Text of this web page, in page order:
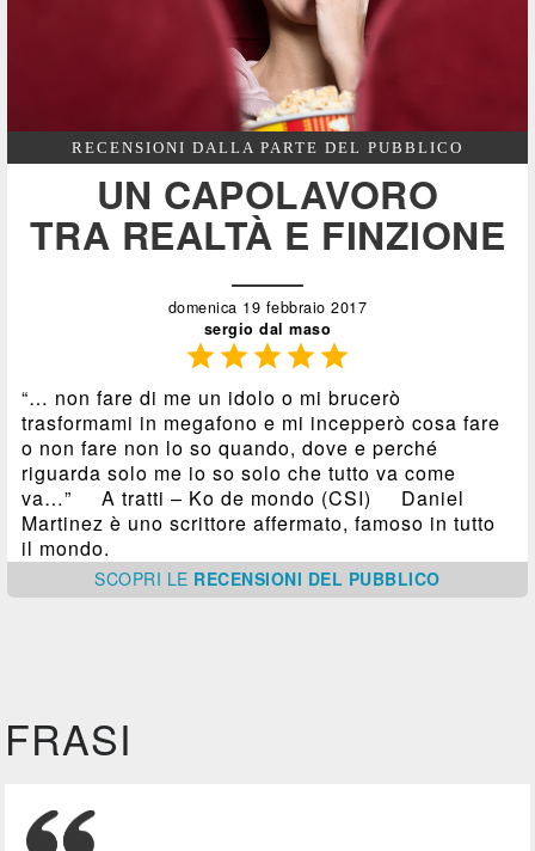
RECENSIONI DALLA PARTE DEL PUBBLICO
UN CAPOLAVORO
TRA REALTÀ E FINZIONE
domenica 19 febbraio 2017
sergio dal maso

“… non fare di me un idolo o mi brucerò
trasformami in megafono e mi incepperò cosa fare
o non fare non lo so quando, dove e perché
riguarda solo me io so solo che tutto va come
va…” A tratti – Ko de mondo (CSI) Daniel
Martinez è uno scrittore affermato, famoso in tutto
il mondo.
SCOPRI LE RECENSIONI DEL PUBBLICO
FRASI